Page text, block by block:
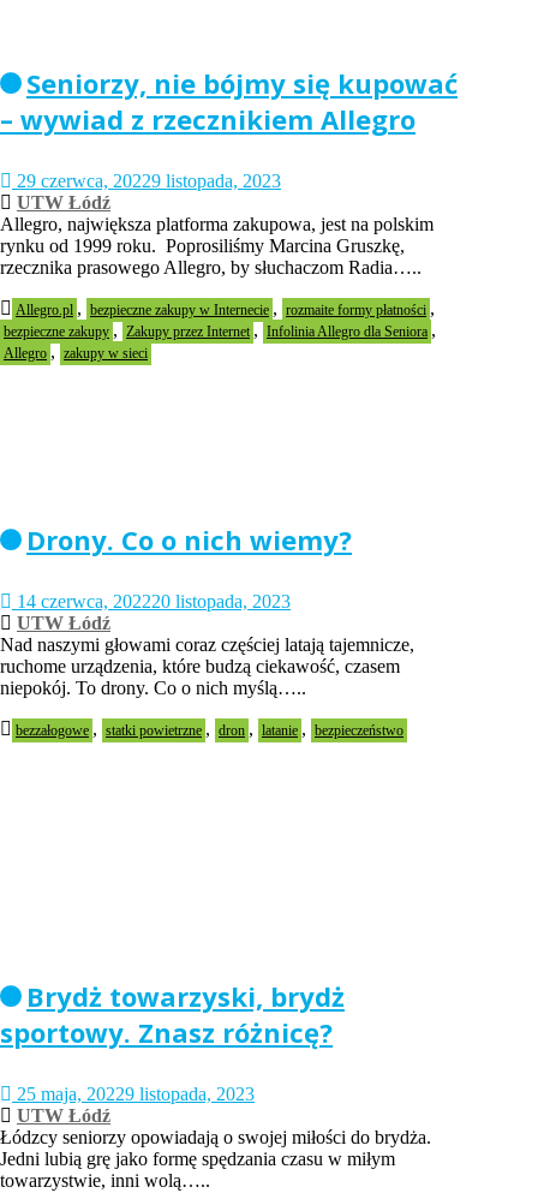
Seniorzy, nie bójmy się kupować
– wywiad z rzecznikiem Allegro
29 czerwca, 20229 listopada, 2023
UTW Łódź
Allegro, największa platforma zakupowa, jest na polskim
rynku od 1999 roku. Poprosiliśmy Marcina Gruszkę,
rzecznika prasowego Allegro, by słuchaczom Radia…..
Allegro.pl , bezpieczne zakupy w Internecie , rozmaite formy płatności ,
bezpieczne zakupy , Zakupy przez Internet , Infolinia Allegro dla Seniora ,
Allegro , zakupy w sieci
Drony. Co o nich wiemy?
14 czerwca, 202220 listopada, 2023
UTW Łódź
Nad naszymi głowami coraz częściej latają tajemnicze,
ruchome urządzenia, które budzą ciekawość, czasem
niepokój. To drony. Co o nich myślą…..
bezzałogowe , statki powietrzne , dron , latanie , bezpieczeństwo
Brydż towarzyski, brydż
sportowy. Znasz różnicę?
25 maja, 20229 listopada, 2023
UTW Łódź
Łódzcy seniorzy opowiadają o swojej miłości do brydża.
Jedni lubią grę jako formę spędzania czasu w miłym
towarzystwie, inni wolą…..